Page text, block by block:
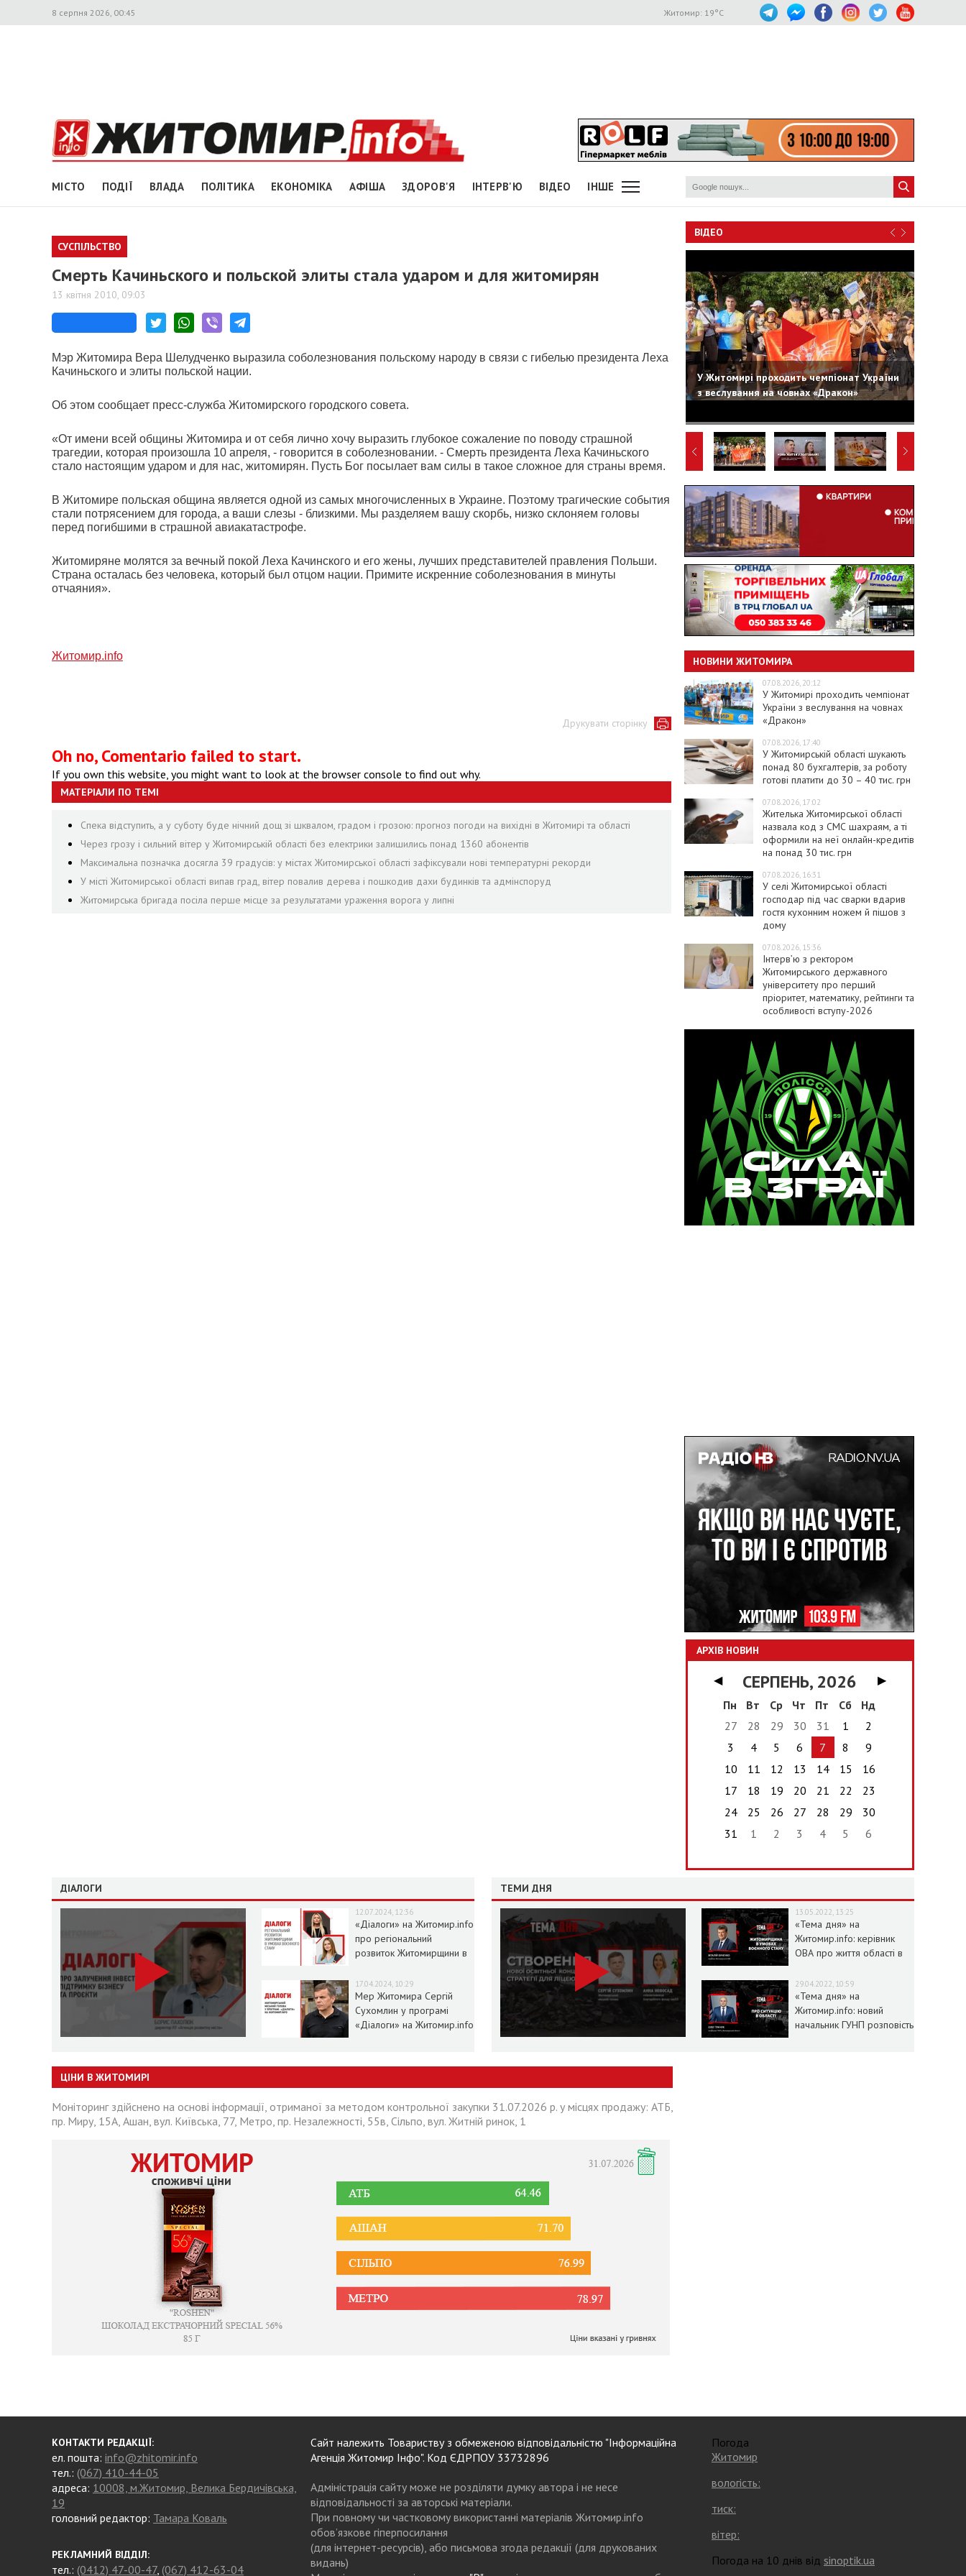
8 серпня 2026, 00:45 Житомир: 19°C
МІСТО ПОДІЇ ВЛАДА ПОЛІТИКА ЕКОНОМІКА АФІША ЗДОРОВ'Я ІНТЕРВ'Ю ВІДЕО ІНШЕ
СУСПІЛЬСТВО
Смерть Качиньского и польской элиты стала ударом и для житомирян
13 квітня 2010, 09:03
Мэр Житомира Вера Шелудченко выразила соболезнования польскому народу в связи с гибелью президента Леха
Качиньского и элиты польской нации.
Об этом сообщает пресс-служба Житомирского городского совета.
«От имени всей общины Житомира и от себя лично хочу выразить глубокое сожаление по поводу страшной
трагедии, которая произошла 10 апреля, - говорится в соболезновании. - Смерть президента Леха Качиньского
стало настоящим ударом и для нас, житомирян. Пусть Бог посылает вам силы в такое сложное для страны время.
В Житомире польская община является одной из самых многочисленных в Украине. Поэтому трагические события
стали потрясением для города, а ваши слезы - близкими. Мы разделяем вашу скорбь, низко склоняем головы
перед погибшими в страшной авиакатастрофе.
Житомиряне молятся за вечный покой Леха Качинского и его жены, лучших представителей правления Польши.
Страна осталась без человека, который был отцом нации. Примите искренние соболезнования в минуты
отчаяния».
Житомир.info
Друкувати сторінку
Oh no, Comentario failed to start.
If you own this website, you might want to look at the browser console to find out why.
МАТЕРІАЛИ ПО ТЕМІ
Спека відступить, а у суботу буде нічний дощ зі шквалом, градом і грозою: прогноз погоди на вихідні в Житомирі та області
Через грозу і сильний вітер у Житомирській області без електрики залишились понад 1360 абонентів
Максимальна позначка досягла 39 градусів: у містах Житомирської області зафіксували нові температурні рекорди
У місті Житомирської області випав град, вітер повалив дерева і пошкодив дахи будинків та адмінспоруд
Житомирська бригада посіла перше місце за результатами ураження ворога у липні
ВІДЕО
У Житомирі проходить чемпіонат України
з веслування на човнах «Дракон»
НОВИНИ ЖИТОМИРА
07.08.2026, 20:12
У Житомирі проходить чемпіонат
України з веслування на човнах
«Дракон»
07.08.2026, 17:40
У Житомирській області шукають
понад 80 бухгалтерів, за роботу
готові платити до 30 – 40 тис. грн
07.08.2026, 17:02
Жителька Житомирської області
назвала код з СМС шахраям, а ті
оформили на неї онлайн-кредитів
на понад 30 тис. грн
07.08.2026, 16:31
У селі Житомирської області
господар під час сварки вдарив
гостя кухонним ножем й пішов з
дому
07.08.2026, 15:36
Інтерв’ю з ректором
Житомирського державного
університету про перший
пріоритет, математику, рейтинги та
особливості вступу-2026
АРХІВ НОВИН
◀ СЕРПЕНЬ, 2026
▶
Пн
Вт Ср Чт Пт Сб
Нд
27
28 29 30 31 1
2
3
4 5 6 7 8
9
10
11 12 13 14 15
16
17
18 19 20 21 22
23
24
25 26 27 28 29
30
31
1 2 3 4 5 6
ДІАЛОГИ
12.07.2024, 12:36
«Діалоги» на Житомир.info
про регіональний
розвиток Житомирщини в
17.04.2024, 10:29
Мер Житомира Сергій
Сухомлин у програмі
«Діалоги» на Житомир.info
ТЕМИ ДНЯ
13.05.2022, 13:25
«Тема дня» на
Житомир.info: керівник
ОВА про життя області в
29.04.2022, 10:59
«Тема дня» на
Житомир.info: новий
начальник ГУНП розповість
ЦІНИ В ЖИТОМИРІ
Моніторинг здійснено на основі інформації, отриманої за методом контрольної закупки 31.07.2026 р. у місцях продажу: АТБ,
пр. Миру, 15А, Ашан, вул. Київська, 77, Метро, пр. Незалежності, 55в, Сільпо, вул. Житній ринок, 1
КОНТАКТИ РЕДАКЦІЇ:
ел. пошта: info@zhitomir.info
тел.: (067) 410-44-05
адреса: 10008, м.Житомир, Велика Бердичівська,
19
головний редактор: Тамара Коваль
РЕКЛАМНИЙ ВІДДІЛ:
тел.: (0412) 47-00-47, (067) 412-63-04
Сайт належить Товариству з обмеженою відповідальністю "Інформаційна
Агенція Житомир Інфо". Код ЄДРПОУ 33732896
Адміністрація сайту може не розділяти думку автора і не несе
відповідальності за авторські матеріали.
При повному чи частковому використанні матеріалів Житомир.info
обов’язкове гіперпосилання
(для інтернет-ресурсів), або письмова згода редакції (для друкованих
видань)
Погода
Житомир
вологість:
тиск:
вітер:
Погода на 10 днів від sinoptik.ua